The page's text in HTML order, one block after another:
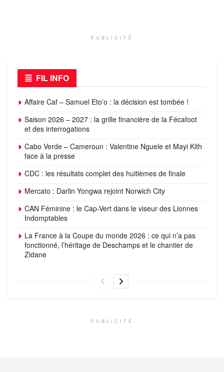
PUBLICITÉ
FIL INFO
Affaire Caf – Samuel Eto’o : la décision est tombée !
Saison 2026 – 2027 : la grille financière de la Fécafoot
et des interrogations
Cabo Verde – Cameroun : Valentine Nguele et Mayi Kith
face à la presse
CDC : les résultats complet des huitièmes de finale
Mercato : Darlin Yongwa rejoint Norwich City
CAN Féminine : le Cap-Vert dans le viseur des Lionnes
Indomptables
La France à la Coupe du monde 2026 : ce qui n’a pas
fonctionné, l’héritage de Deschamps et le chantier de
Zidane
PUBLICITÉ